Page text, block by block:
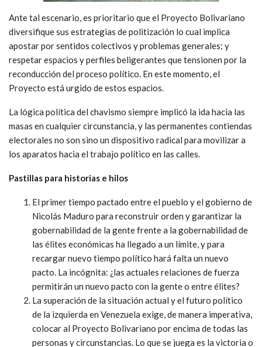
Ante tal escenario, es prioritario que el Proyecto Bolivariano
diversifique sus estrategias de politización lo cual implica
apostar por sentidos colectivos y problemas generales; y
respetar espacios y perfiles beligerantes que tensionen por la
reconducción del proceso político. En este momento, el
Proyecto está urgido de estos espacios.
La lógica política del chavismo siempre implicó la ida hacia las
masas en cualquier circunstancia, y las permanentes contiendas
electorales no son sino un dispositivo radical para movilizar a
los aparatos hacia el trabajo político en las calles.
Pastillas para historias e hilos
El primer tiempo pactado entre el pueblo y el gobierno de
Nicolás Maduro para reconstruir orden y garantizar la
gobernabilidad de la gente frente a la gobernabilidad de
las élites económicas ha llegado a un límite, y para
recargar nuevo tiempo político hará falta un nuevo
pacto. La incógnita: ¿las actuales relaciones de fuerza
permitirán un nuevo pacto con la gente o entre élites?
La superación de la situación actual y el futuro político
de la izquierda en Venezuela exige, de manera imperativa,
colocar al Proyecto Bolivariano por encima de todas las
personas y circunstancias. Lo que se juega es la victoria o